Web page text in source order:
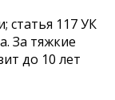
статья 117 УК
За тяжкие
до 10 лет